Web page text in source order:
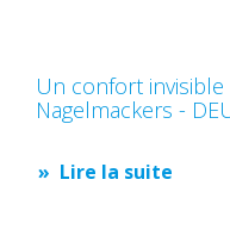
Un confort
Nagelmackers -
Lire la suite